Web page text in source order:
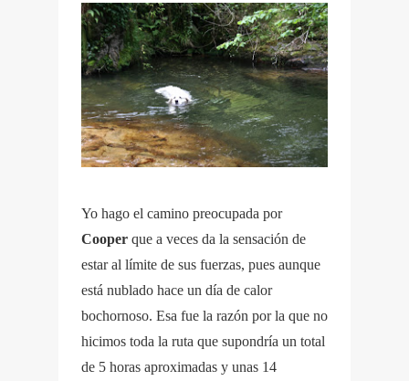
Yo hago el camino preocupada por
Cooper que a veces da la sensación de
estar al límite de sus fuerzas, pues aunque
está nublado hace un día de calor
bochornoso. Esa fue la razón por la que no
hicimos toda la ruta que supondría un total
de 5 horas aproximadas y unas 14